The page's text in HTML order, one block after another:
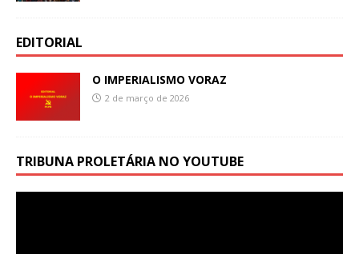
EDITORIAL
O IMPERIALISMO VORAZ
2 de março de 2026
TRIBUNA PROLETÁRIA NO YOUTUBE